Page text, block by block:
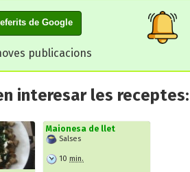
de Google
publicacions
interesar les receptes:
Maionesa de llet
Salses
10 min.